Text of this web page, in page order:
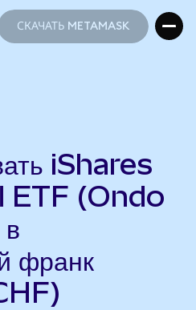
СКАЧАТЬ METAMASK
iShares
ETF (Ondo
франк